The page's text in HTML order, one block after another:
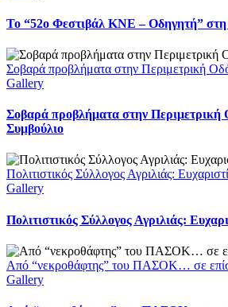
Το “52ο Φεστιβάλ ΚΝΕ – Οδηγητή”
Σοβαρά προβλήματα στην Περιμετρική
Gallery
Σοβαρά προβλήματα στην
Συμβούλιο
Πολιτιστικός Σύλλογος Αγριλιάς:
Gallery
Πολιτιστικός Σύλλογος Αγριλιάς:
Από “νεκροθάφτης” του ΠΑΣΟΚ… σε
Gallery